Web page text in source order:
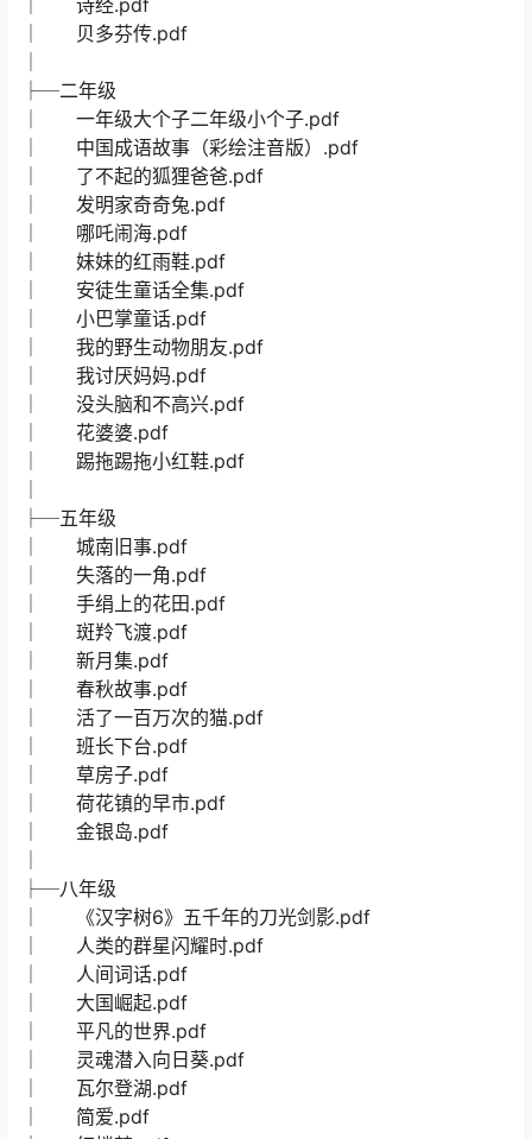
│ 贝多芬传.pdf
├─二年级
│ 一年级大个子二年级小个子.pdf
│ 中国成语故事（彩绘注音版）.pdf
│ 了不起的狐狸爸爸.pdf
│ 发明家奇奇兔.pdf
│ 哪吒闹海.pdf
│ 妹妹的红雨鞋.pdf
│ 安徒生童话全集.pdf
│ 小巴掌童话.pdf
│ 我的野生动物朋友.pdf
│ 我讨厌妈妈.pdf
│ 没头脑和不高兴.pdf
│ 花婆婆.pdf
│ 踢拖踢拖小红鞋.pdf
├─五年级
│ 城南旧事.pdf
│ 失落的一角.pdf
│ 手绢上的花田.pdf
│ 斑羚飞渡.pdf
│ 新月集.pdf
│ 春秋故事.pdf
│ 活了一百万次的猫.pdf
│ 班长下台.pdf
│ 草房子.pdf
│ 荷花镇的早市.pdf
│ 金银岛.pdf
├─八年级
│ 《汉字树6》五千年的刀光剑影.pdf
│ 人类的群星闪耀时.pdf
│ 人间词话.pdf
│ 大国崛起.pdf
│ 平凡的世界.pdf
│ 灵魂潜入向日葵.pdf
│ 瓦尔登湖.pdf
│ 简爱.pdf